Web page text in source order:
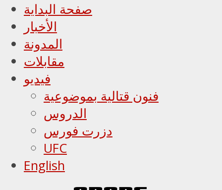
صفحة البداية
الأخبار
المدونة
مقابلات
فيديو
فنون قتالية بموضوعية
الدروس
دزرت فورس
UFC
English